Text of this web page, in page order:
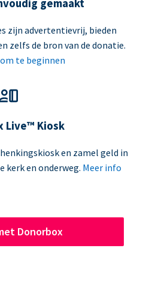
gemaakt
zijn advertentievrij, bieden
zelfs de bron van de donatie.
te beginnen
Live™ Kiosk
en zamel geld in
kerk en onderweg. Meer info
Donorbox